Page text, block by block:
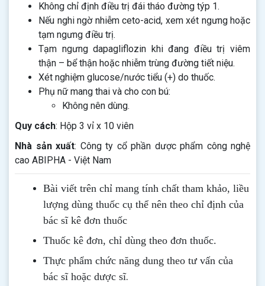
Không chỉ định điều trị đái tháo đường týp 1.
Nếu nghi ngờ nhiễm ceto-acid, xem xét ngưng hoặc
tạm ngưng điều trị.
Tạm ngưng dapagliflozin khi đang điều trị viêm
thận – bể thận hoặc nhiễm trùng đường tiết niệu.
Xét nghiệm glucose/nước tiểu (+) do thuốc.
Phụ nữ mang thai và cho con bú:
Không nên dùng.
Quy cách: Hộp 3 vỉ x 10 viên
Nhà sản xuất: Công ty cổ phần dược phẩm công nghệ
cao ABIPHA - Việt Nam
Bài viết trên chỉ mang tính chất tham khảo, liều
lượng dùng thuốc cụ thể nên theo chỉ định của
bác sĩ kê đơn thuốc
Thuốc kê đơn, chỉ dùng theo đơn thuốc.
Thực phẩm chức năng dung theo tư vấn của
bác sĩ hoặc dược sĩ.